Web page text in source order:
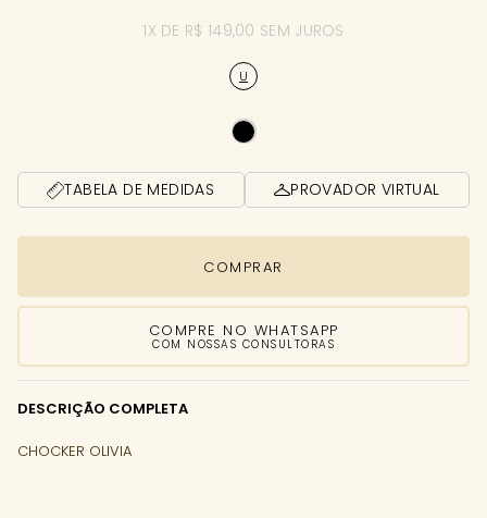
1X DE R$ 149,00 SEM JUROS
U
TABELA DE MEDIDAS PROVADOR VIRTUAL
COMPRAR
COMPRE NO WHATSAPP
COM NOSSAS CONSULTORAS
DESCRIÇÃO COMPLETA
CHOCKER OLIVIA